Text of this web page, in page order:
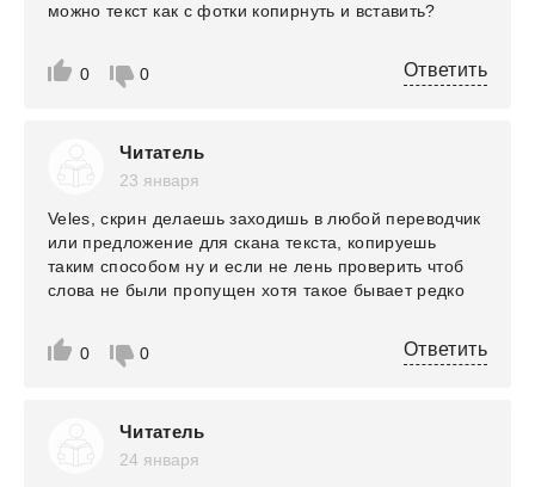
0 0
можно текст как с фотки копирнуть и вставить?
Ответить
Читатель
23 января
0 0
Veles, скрин делаешь заходишь в любой переводчик
или предложение для скана текста, копируешь
таким способом ну и если не лень проверить чтоб
слова не были пропущен хотя такое бывает редко
Ответить
Читатель
24 января